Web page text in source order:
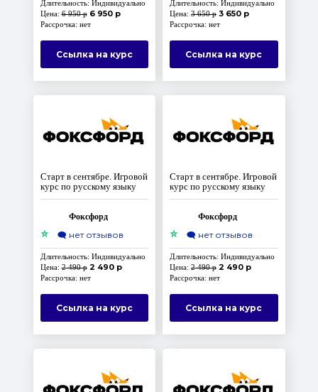
Длительность: Индивидуально
Цена:6 950 р 6 950 р
Рассрочка: нет
Ссылка на курс
Длительность: Индивидуально
Цена: 3 650 р 3 650 р
Рассрочка: нет
Ссылка на курс
Старт в сентябре. Игровой
курс по русскому языку
Фоксфорд
⭐ 🗨️ нет отзывов
Длительность: Индивидуально
Цена:2 490 р 2 490 р
Рассрочка: нет
Ссылка на курс
Старт в сентябре. Игровой
курс по русскому языку
Фоксфорд
⭐ 🗨️ нет отзывов
Длительность: Индивидуально
Цена: 2 490 р 2 490 р
Рассрочка: нет
Ссылка на курс